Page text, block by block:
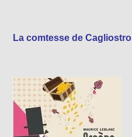
La comtesse de Cagliostro